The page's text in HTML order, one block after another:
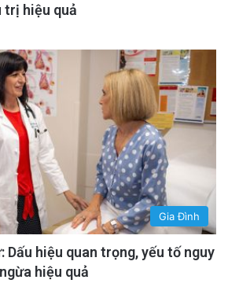
trị hiệu quả
Gia Đình
Dấu hiệu quan trọng, yếu tố nguy
hiệu quả